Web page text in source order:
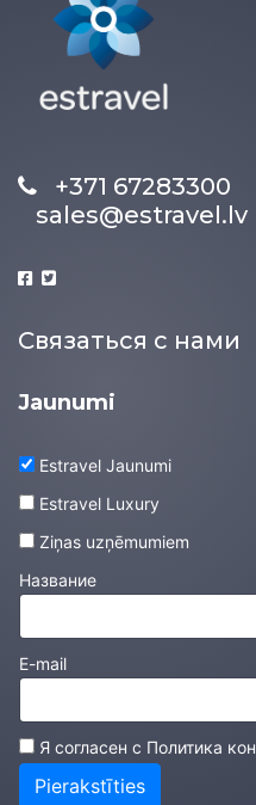
+371 67283300
sales@estravel.lv
Связаться с нами
Jaunumi
Estravel Jaunumi
Estravel Luxury
Ziņas uzņēmumiem
Название
E-mail
Я согласен с Политика
Pierakstīties